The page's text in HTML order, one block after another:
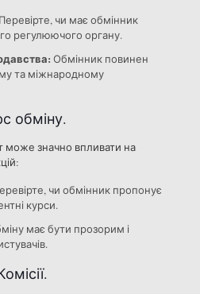
Перевірте, чи має обмінник
регулюючого органу.
Обмінник повинен
та міжнародному
обміну.
може значно впливати на
чи обмінник пропонує
курси.
має бути прозорим і